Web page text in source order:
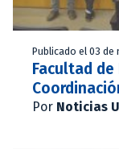
Publicado el 03 de
Facultad
Por Noticias